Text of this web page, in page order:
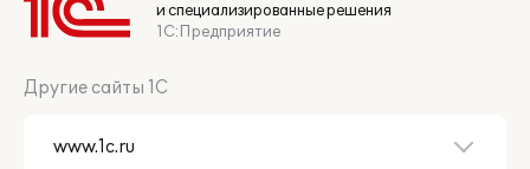
и специализированные решения
1С:Предприятие
Другие сайты 1С